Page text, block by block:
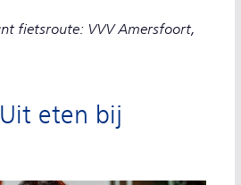
fietsroute: VVV Amersfoort,
eten bij